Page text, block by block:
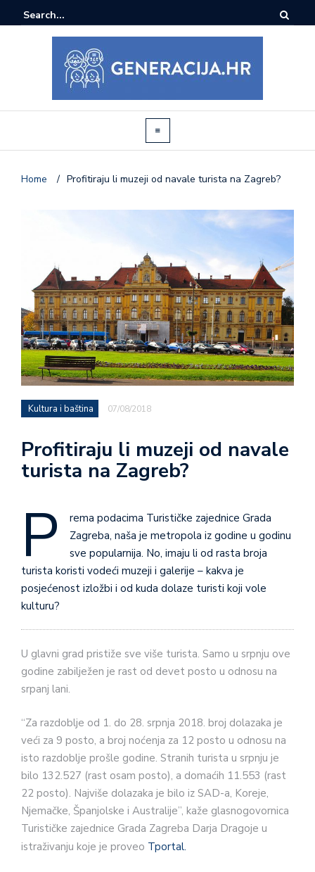
Home / Profitiraju li muzeji od navale turista na Zagreb?
Kultura i baština 07/08/2018
Profitiraju li muzeji od navale
turista na Zagreb?
P
rema podacima Turističke zajednice Grada
Zagreba, naša je metropola iz godine u godinu
sve popularnija. No, imaju li od rasta broja
turista koristi vodeći muzeji i galerije – kakva je
posjećenost izložbi i od kuda dolaze turisti koji vole
kulturu?
U glavni grad pristiže sve više turista. Samo u srpnju ove
godine zabilježen je rast od devet posto u odnosu na
srpanj lani.
“Za razdoblje od 1. do 28. srpnja 2018. broj dolazaka je
veći za 9 posto, a broj noćenja za 12 posto u odnosu na
isto razdoblje prošle godine. Stranih turista u srpnju je
bilo 132.527 (rast osam posto), a domaćih 11.553 (rast
22 posto). Najviše dolazaka je bilo iz SAD-a, Koreje,
Njemačke, Španjolske i Australije”, kaže glasnogovornica
Turističke zajednice Grada Zagreba Darja Dragoje u
istraživanju koje je proveo Tportal.